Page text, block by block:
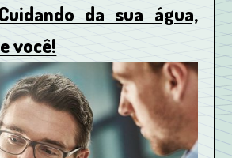
da sua água,
você!